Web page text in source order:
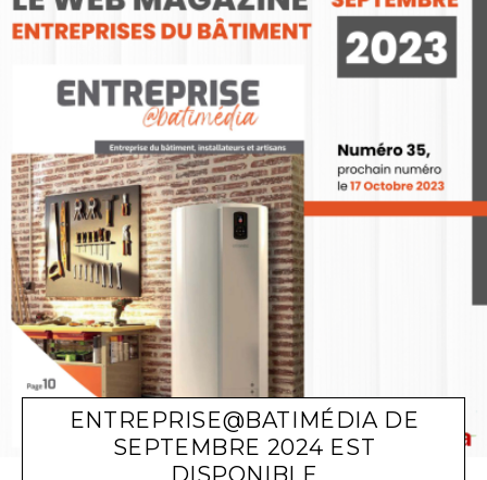
ENTREPRISE@BATIMÉDIA DE
SEPTEMBRE 2024 EST